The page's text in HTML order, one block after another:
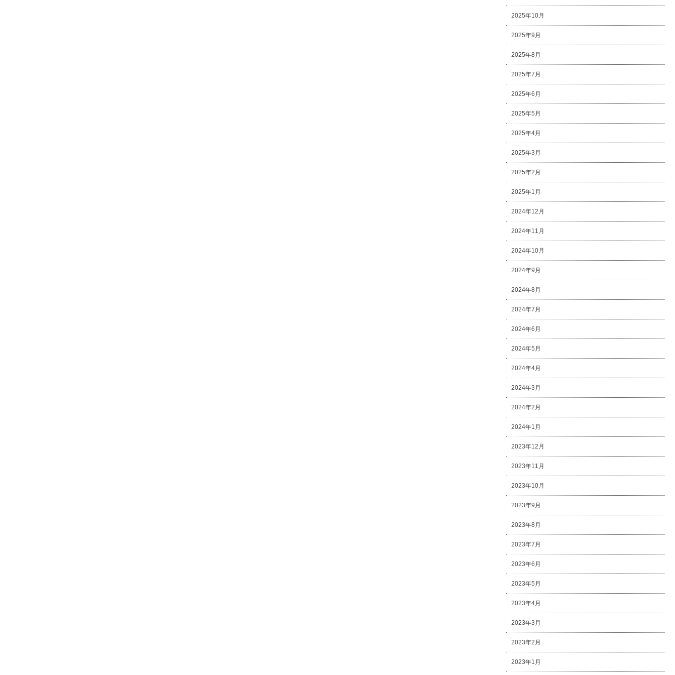
2025年10月
2025年9月
2025年8月
2025年7月
2025年6月
2025年5月
2025年4月
2025年3月
2025年2月
2025年1月
2024年12月
2024年11月
2024年10月
2024年9月
2024年8月
2024年7月
2024年6月
2024年5月
2024年4月
2024年3月
2024年2月
2024年1月
2023年12月
2023年11月
2023年10月
2023年9月
2023年8月
2023年7月
2023年6月
2023年5月
2023年4月
2023年3月
2023年2月
2023年1月